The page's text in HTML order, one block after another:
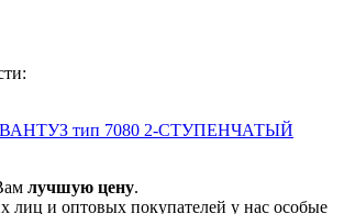
лучшую цену.
лиц и оптовых покупателей у нас особые